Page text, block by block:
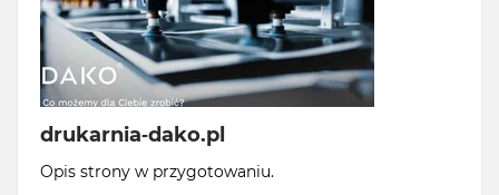
drukarnia-dako.pl
Opis strony w przygotowaniu.